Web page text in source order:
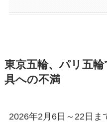
東京五輪、パリ五
具への不満
2026年2月6日～22日ま